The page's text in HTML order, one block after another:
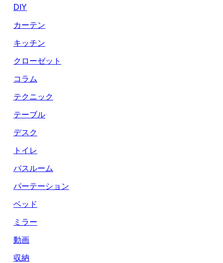
DIY
カーテン
キッチン
クローゼット
コラム
テクニック
テーブル
デスク
トイレ
バスルーム
パーテーション
ベッド
ミラー
動画
収納